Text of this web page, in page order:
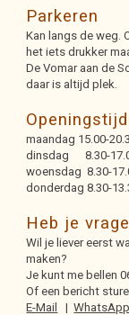
Parkeren
Kan langs de weg.
het iets drukker
De Vomar aan de
daar is altijd plek.
maandag 15.00-
dinsdag 8.30-
woensdag 8.30-
donderdag 8.30-
Heb je
Wil je liever eerst
maken?
Je kunt me bellen
Of een bericht
E-Mail
|WhatsApp